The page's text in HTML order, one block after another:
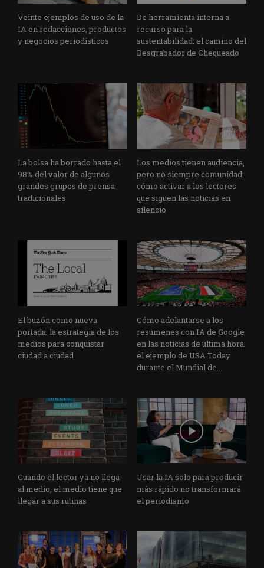
Veinte ejemplos de uso de la
IA en redacciones, productos
y negocios periodísticos
De herramienta interna a
recurso para la
sustentabilidad: el camino del
Desgrabador de Chequeado
La bolsa ha borrado hasta el
98% del valor de algunos
grandes grupos de prensa
tradicionales
Los medios tienen audiencia,
pero no siempre comunidad:
cómo activar a los lectores
que siguen las noticias en
silencio
El buzón como nueva
portada: la estrategia de los
medios para conquistar
ciudad a ciudad
Cómo adelantarse a los
resúmenes con IA de Google
en las noticias de última hora:
el ejemplo de USA Today
durante el Mundial de...
Cuando el lector ya no llega
al medio, el medio tiene que
llegar a sus rutinas
Usar la IA solo para producir
más rápido no transformará
el periodismo